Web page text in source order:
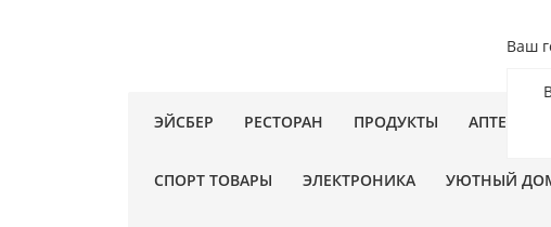
Ваш
ЭЙСБЕР РЕСТОРАН ПРОДУКТЫ АПТЕКА
СПОРТ ТОВАРЫ ЭЛЕКТРОНИКА УЮТНЫЙ